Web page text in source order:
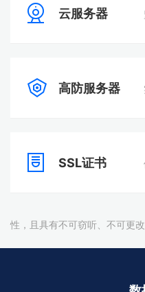
供快速的
云服务器
高防服务器
SSL证书
性，且具有不可窃听、不可更